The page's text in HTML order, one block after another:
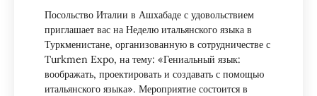
Посольство Италии в Ашхабаде с удовольствием
приглашает вас на Неделю итальянского языка в
Туркменистане, организованную в сотрудничестве с
Turkmen Expo, на тему: «Гениальный язык:
воображать, проектировать и создавать с помощью
итальянского языка». Мероприятие состоится в